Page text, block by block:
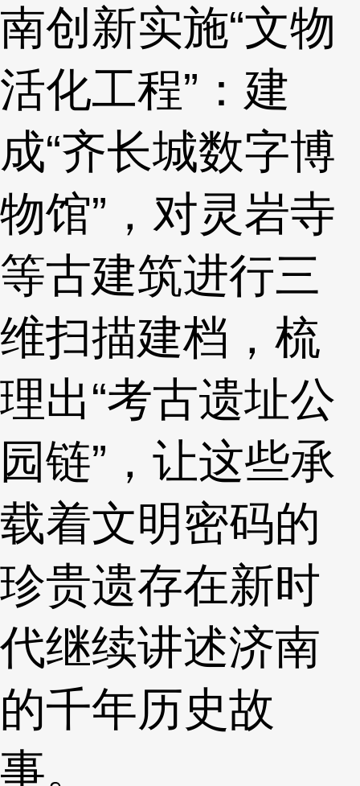
南创新实施“文物
活化工程”：建
成“齐长城数字博
物馆”，对灵岩寺
等古建筑进行三
维扫描建档，梳
理出“考古遗址公
园链”，让这些承
载着文明密码的
珍贵遗存在新时
代继续讲述济南
的千年历史故
事。